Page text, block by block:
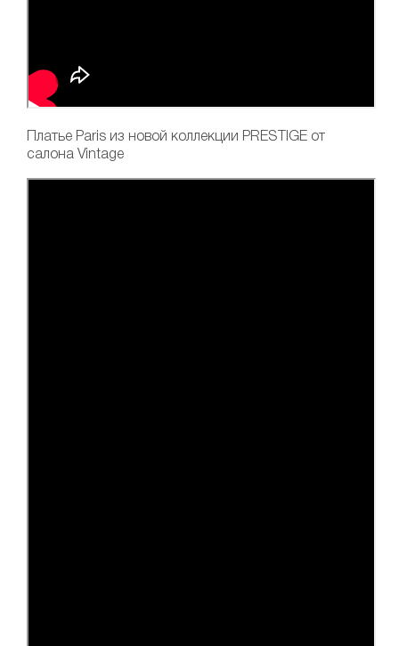
Платье Paris из новой коллекции PRESTIGE от
салона Vintage